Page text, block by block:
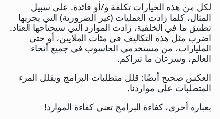
لكل من هذه الخيارات تكلفة و/أو فائدة. على سبيل
المثال، كلما زادت العمليات (غير الضرورية) التي يجريها
تطبيق ما في الخلفية، زادت الموارد التي سيحتاجها العتاد.
اضرب مثل هذه التكاليف في مئات الملايين، أو حتى
المليارات، من مستخدمي الحاسوب في جميع أنحاء
العالم، وسرعان ما تتراكم.
العكس صحيح أيضًا: قلل متطلبات البرامج ويقلل المرء
المتطلبات على مواردنا.
بعبارة أخرى، كفاءة البرامج تعني كفاءة الموارد!